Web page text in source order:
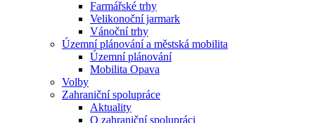
Farmářské trhy
Velikonoční jarmark
Vánoční trhy
Územní plánování a městská mobilita
Územní plánování
Mobilita Opava
Volby
Zahraniční spolupráce
Aktuality
O zahraniční spolupráci